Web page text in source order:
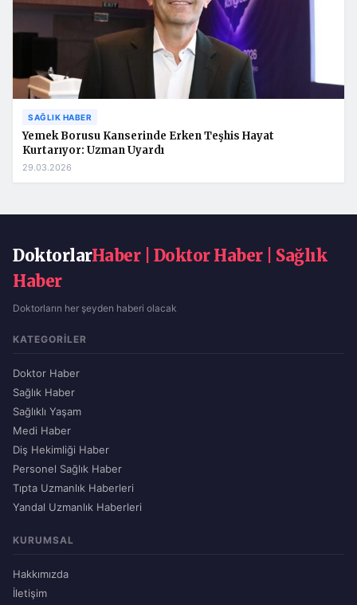
SAĞLIK HABER
Yemek Borusu Kanserinde Erken Teşhis Hayat
Kurtarıyor: Uzman Uyardı
29.03.2026
DoktorlarHaber | Doktor Haber | Sağlık
Haber
Doktorların her şeyden haberi olacak
KATEGORILER
Doktor Haber
Sağlık Haber
Sağlıklı Yaşam
Medi Haber
Diş Hekimliği Haber
Personel Sağlık Haber
Tıpta Uzmanlık Haberleri
Yandal Uzmanlık Haberleri
KURUMSAL
Hakkımızda
İletişim